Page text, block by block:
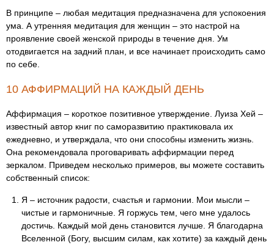
В принципе – любая медитация предназначена для успокоения
ума. А утренняя медитация для женщин – это настрой на
проявление своей женской природы в течение дня. Ум
отодвигается на задний план, и все начинает происходить само
по себе.
10 АФФИРМАЦИЙ НА КАЖДЫЙ ДЕНЬ
Аффирмация – короткое позитивное утверждение. Луиза Хей –
известный автор книг по саморазвитию практиковала их
ежедневно, и утверждала, что они способны изменить жизнь.
Она рекомендовала проговаривать аффирмации перед
зеркалом. Приведем несколько примеров, вы можете составить
собственный список:
Я – источник радости, счастья и гармонии. Мои мысли –
чистые и гармоничные. Я горжусь тем, чего мне удалось
достичь. Каждый мой день становится лучше. Я благодарна
Вселенной (Богу, высшим силам, как хотите) за каждый день